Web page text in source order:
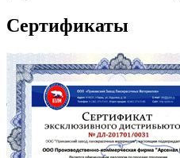
Сертификаты